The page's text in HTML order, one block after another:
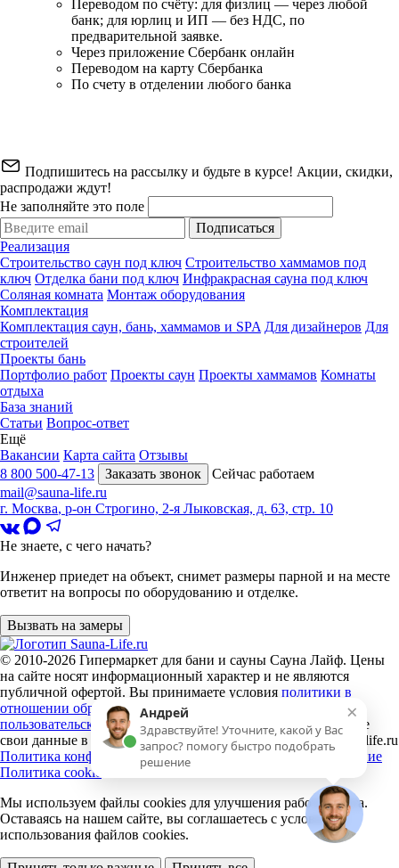
Переводом по счёту: для физлиц — через любой
банк; для юрлиц и ИП — без НДС, по
предварительной заявке.
Через приложение Сбербанк онлайн
Переводом на карту Сбербанка
По счету в отделении любого банка
Подпишитесь на рассылку и будьте в курсе! Акции, скидки,
распродажи ждут!
Не заполняйте это поле
Подписаться
Реализация
Строительство саун под ключ Строительство хаммамов под
ключ Отделка бани под ключ Инфракрасная сауна под ключ
Соляная комната Монтаж оборудования
Комплектация
Комплектация саун, бань, хаммамов и SPA Для дизайнеров Для
строителей
Проекты бань
Портфолио работ Проекты саун Проекты хаммамов Комнаты
отдыха
База знаний
Статьи Вопрос-ответ
Ещё
Вакансии Карта сайта Отзывы
8 800 500-47-13
Заказать звонок
Сейчас работаем
mail@sauna-life.ru
г. Москва, р-он Строгино, 2-я Лыковская, д. 63, стр. 10
Не знаете, с чего начать?
Инженер приедет на объект, снимет размеры парной и на месте
ответит на вопросы по оборудованию и отделке.
Вызвать на замеры
© 2010-2026 Гипермаркет для бани и сауны Сауна Лайф. Цены
на сайте носят информационный характер и не являются
публичной офертой. Вы принимаете условия политики в
отношении обработки персональных данных
пользовательского соглашения
каждый раз, когда оставляете
свои данные в любой форме обратной связи на сайте sauna-life.ru
Политика конфиденциальности
Пользовательское соглашение
Политика cookie
Мы используем файлы cookies для улучшения работы сайта.
Оставаясь на нашем сайте, вы соглашаетесь с условиями
использования файлов cookies.
×
Андрей
Здравствуйте! Уточните, какой у Вас
запрос? помогу быстро подобрать
решение